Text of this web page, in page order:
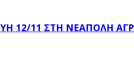
12/11 ΣΤΗ ΝΕΆΠΟΛΗ